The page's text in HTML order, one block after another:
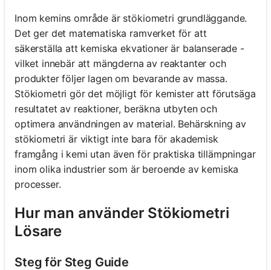
Inom kemins område är stökiometri grundläggande.
Det ger det matematiska ramverket för att
säkerställa att kemiska ekvationer är balanserade -
vilket innebär att mängderna av reaktanter och
produkter följer lagen om bevarande av massa.
Stökiometri gör det möjligt för kemister att förutsäga
resultatet av reaktioner, beräkna utbyten och
optimera användningen av material. Behärskning av
stökiometri är viktigt inte bara för akademisk
framgång i kemi utan även för praktiska tillämpningar
inom olika industrier som är beroende av kemiska
processer.
Hur man använder Stökiometri
Lösare
Steg för Steg Guide